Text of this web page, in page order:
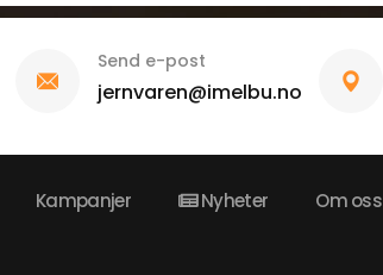
Send e-post
jernvaren@imelbu.no
Kampanjer Nyheter Om oss